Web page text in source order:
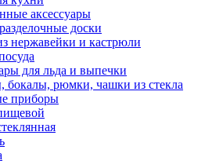
аксессуары
доски
нержавейки и кастрюли
для льда и выпечки
бокалы, рюмки, чашки из стекла
приборы